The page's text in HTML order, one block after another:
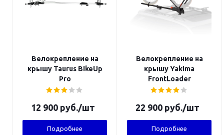
Велокрепление на
крышу Taurus BikeUp
Pro
12 900 руб./шт
Подробнее
Велокрепление на
крышу Yakima
FrontLoader
22 900 руб./шт
Подробнее